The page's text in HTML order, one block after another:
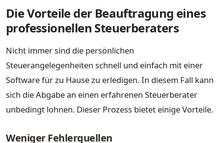
Die Vorteile der Beauftragung eines
professionellen Steuerberaters
Nicht immer sind die persönlichen
Steuerangelegenheiten schnell und einfach mit einer
Software für zu Hause zu erledigen. In diesem Fall kann
sich die Abgabe an einen erfahrenen Steuerberater
unbedingt lohnen. Dieser Prozess bietet einige Vorteile.
Weniger Fehlerquellen